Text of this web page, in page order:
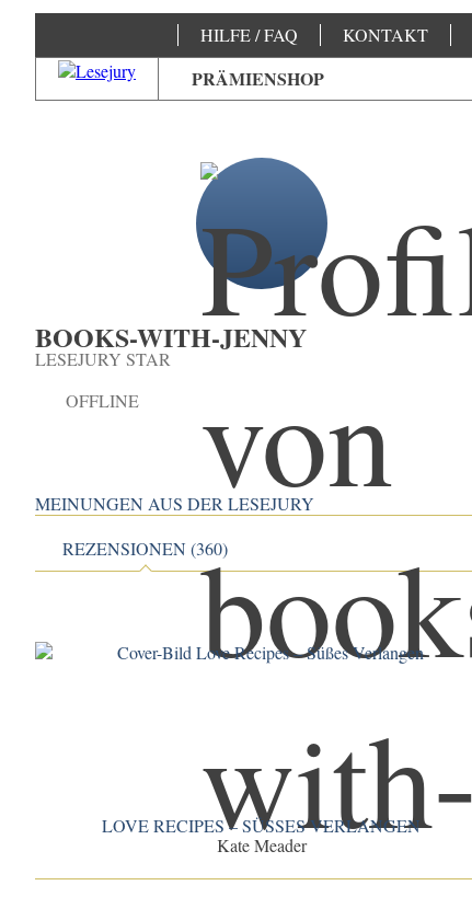
HILFE / FAQ KONTAKT
PRÄMIENSHOP
BOOKS-WITH-JENNY
LESEJURY STAR
OFFLINE
MEINUNGEN AUS DER LESEJURY
REZENSIONEN (360)
LOVE RECIPES – SÜSSES VERLANGEN
Kate Meader